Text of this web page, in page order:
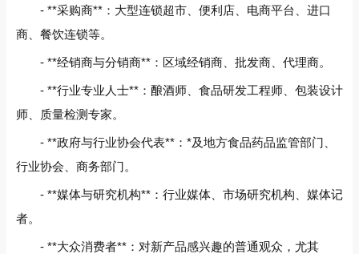
- **采购商**：大型连锁超市、便利店、电商平台、进口
商、餐饮连锁等。
- **经销商与分销商**：区域经销商、批发商、代理商。
- **行业专业人士**：酿酒师、食品研发工程师、包装设计
师、质量检测专家。
- **政府与行业协会代表**：*及地方食品药品监管部门、
行业协会、商务部门。
- **媒体与研究机构**：行业媒体、市场研究机构、媒体记
者。
- **大众消费者**：对新产品感兴趣的普通观众，尤其